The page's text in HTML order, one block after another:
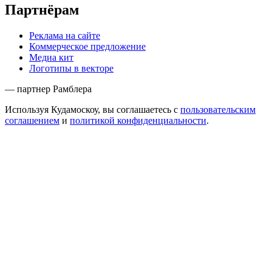
Партнёрам
Реклама на сайте
Коммерческое предложение
Медиа кит
Логотипы в векторе
— партнер Рамблера
Используя Кудамоскоу, вы соглашаетесь с пользовательским
соглашением и политикой конфиденциальности.